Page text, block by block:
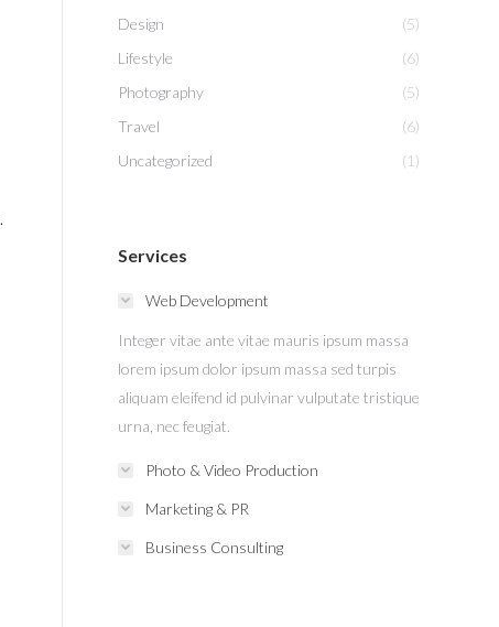
Design
(5)
Lifestyle
(6)
Photography
(5)
Travel
(6)
Uncategorized
(1)
Services
Web Development
Integer vitae ante vitae mauris ipsum massa
lorem ipsum dolor ipsum massa sed turpis
aliquam eleifend id pulvinar vulputate tristique
urna, nec feugiat.
Photo & Video Production
Marketing & PR
Business Consulting